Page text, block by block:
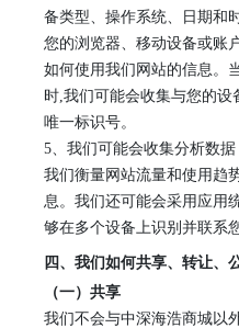
备类型、操作系统、日期和
您的浏览器、移动设备或账
如何使用我们网站的信息。
时,我们可能会收集与您的
唯一标识号。
5、 我们可能会收集分析数
我们衡量网站流量和使用趋
息。我们还可能会采用应用
够在多个设备上识别并联系您
四、我们如何共享、转让、
（一）共享
我们不会与中深海浩商城以